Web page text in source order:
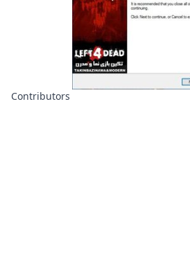
Contributors